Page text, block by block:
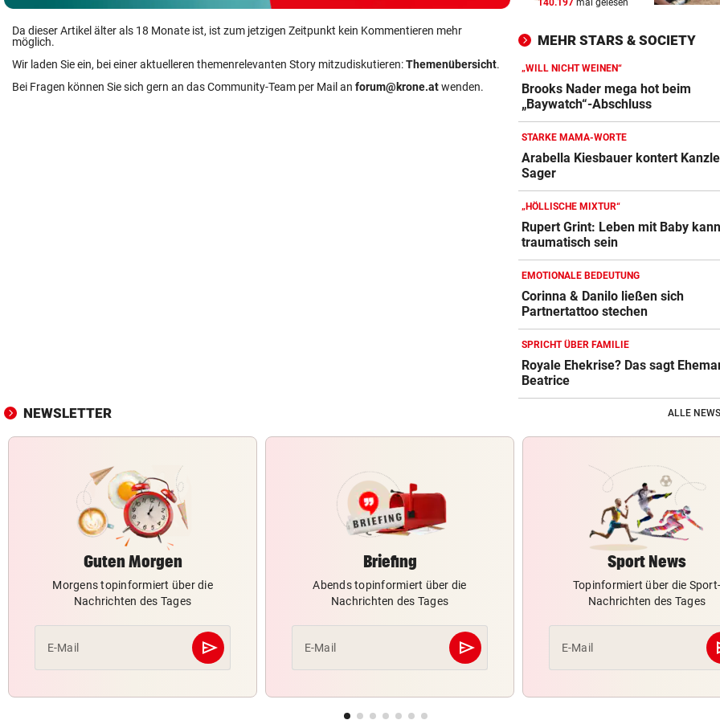
Da dieser Artikel älter als 18 Monate ist, ist zum jetzigen Zeitpunkt kein Kommentieren mehr
möglich.
Wir laden Sie ein, bei einer aktuelleren themenrelevanten Story mitzudiskutieren:Themenübersicht.
Bei Fragen können Sie sich gern an das Community-Team per Mail an forum@krone.atwenden.
SZENE SETZT SICH FEST vor
Wiener Bezirk Mariahilf
KEIN ANTI-IRAN-PAKT
Diese drei Länder schlossen
Militär-Bündnis
TOUR DE FRANCE – DAMEN vor 2
Polin Niewiadoma
Mont Ventoux
140.197 mal gelesen
MEHR STARS & SOCIETY
„WILL NICHT WEINEN“
Brooks Nader mega hot beim
„Baywatch“-Abschluss
STARKE MAMA-WORTE
Arabella Kiesbauer kontert
Sager
„HÖLLISCHE MIXTUR“
Rupert Grint: Leben mit Baby kann
traumatisch sein
EMOTIONALE BEDEUTUNG
Corinna & Danilo ließen sich
Partnertattoo stechen
SPRICHT ÜBER FAMILIE
Royale Ehekrise? Das sagt
Beatrice
NEWSLETTER ALLE
Guten Morgen
Morgens topinformiert über die
Nachrichten des Tages
E-Mail send
Abschicken
Briefing
Abends topinformiert über die
Nachrichten des Tages
E-Mail send
Abschicken
Sport News
Topinformiert über die Sport-
Nachrichten des Tages
E-Mail